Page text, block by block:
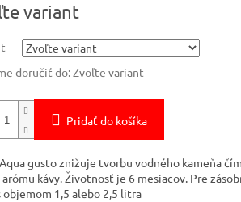
variant
doručiť do:Zvoľte variant
Pridať do košíka
gusto znižuje tvorbu vodného kameňa
kávy. Životnosť je 6 mesiacov. Pre
objemom 1,5 alebo 2,5 litra